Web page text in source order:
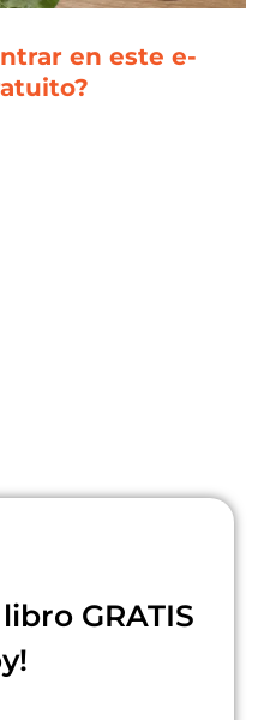
en este e-
GRATIS